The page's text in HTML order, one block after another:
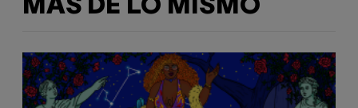
MÁS DE LO MISMO